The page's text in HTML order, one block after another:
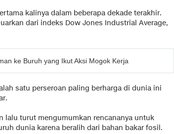
kalinya dalam beberapa dekade terakhir.
dari indeks Dow Jones Industrial Average,
ke Buruh yang Ikut Aksi Mogok Kerja
satu perseroan paling berharga di dunia ini
lalu turut mengumumkan rencananya untuk
dunia karena beralih dari bahan bakar fosil.